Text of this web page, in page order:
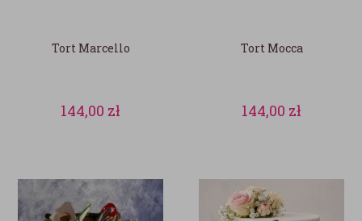
Tort Marcello
144,00 zł
Tort Mocca
144,00 zł